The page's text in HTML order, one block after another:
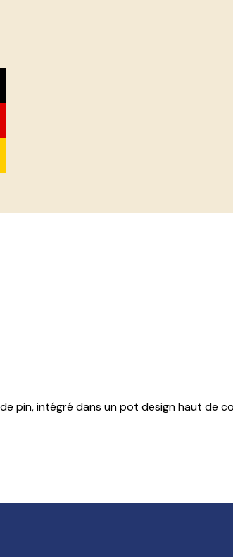
pin, intégré dans un pot design haut de